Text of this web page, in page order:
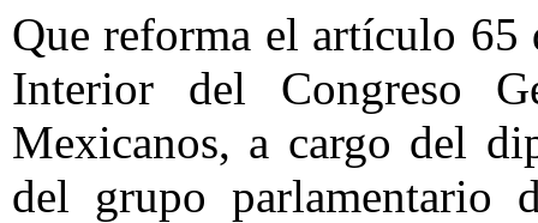
Que reforma el artículo 65
Interior del Congreso
Mexicanos, a cargo del
del grupo parlamentario